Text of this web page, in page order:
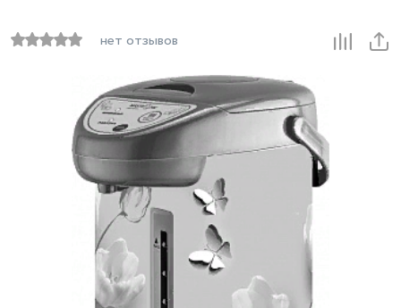
нет отзывов